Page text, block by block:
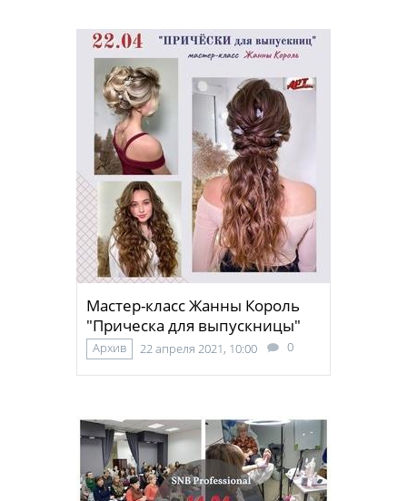
Мастер-класс Жанны Король
"Прическа для выпускницы"
Архив 22 апреля 2021, 10:00 0